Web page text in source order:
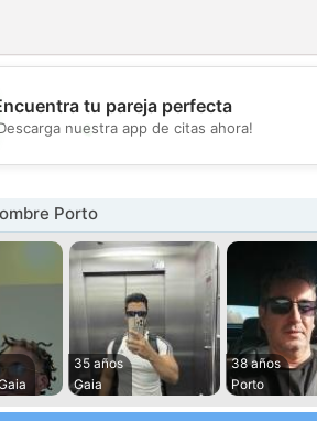
tu pareja perfecta
nuestra app de citas ahora!
Porto
35 años
Gaia
38 años
Porto